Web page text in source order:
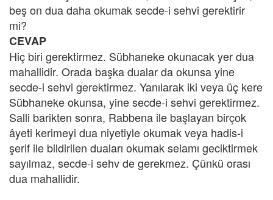
beş on dua daha okumak secde-i sehvi gerektirir
mi?
CEVAP
Hiç biri gerektirmez. Sübhaneke okunacak yer dua
mahallidir. Orada başka dualar da okunsa yine
secde-i sehvi gerektirmez. Yanılarak iki veya üç kere
Sübhaneke okunsa, yine secde-i sehvi gerektirmez.
Salli barikten sonra, Rabbena ile başlayan birçok
âyeti kerimeyi dua niyetiyle okumak veya hadis-i
şerif ile bildirilen duaları okumak selamı geciktirmek
sayılmaz, secde-i sehv de gerekmez. Çünkü orası
dua mahallidir.